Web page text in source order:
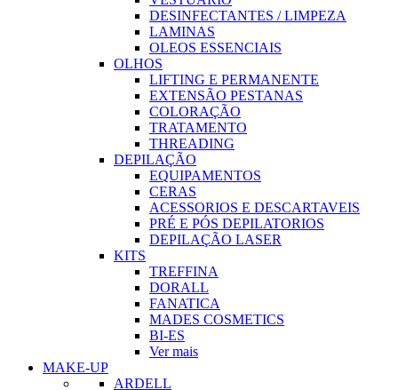
DESINFECTANTES / LIMPEZA
LAMINAS
OLEOS ESSENCIAIS
OLHOS
LIFTING E PERMANENTE
EXTENSÃO PESTANAS
COLORAÇÃO
TRATAMENTO
THREADING
DEPILAÇÃO
EQUIPAMENTOS
CERAS
ACESSORIOS E DESCARTAVEIS
PRÉ E PÓS DEPILATORIOS
DEPILAÇÃO LASER
KITS
TREFFINA
DORALL
FANATICA
MADES COSMETICS
BI-ES
Ver mais
MAKE-UP
ARDELL